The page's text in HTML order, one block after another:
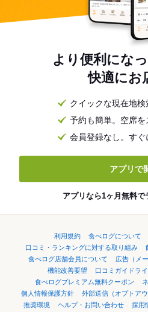
より便利にな
快適にお
クイックな現在地
予約も簡単。空席
会員登録なし。すぐ
アプリで
アプリなら1ヶ月無料で
利用規約 食べログについて
口コミ・ランキングに対する取り組み
食べログ店舗会員について
広告（メ
機能改善要望
口コミガイドラ
食べログプレミアム無料クーポン
個人情報保護方針
外部送信（オプトアウ
推奨環境
ヘルプ・お問い合わせ 採用